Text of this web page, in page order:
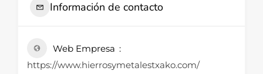
Información de contacto
Web Empresa
https://www.hierrosymetalestxako.com/